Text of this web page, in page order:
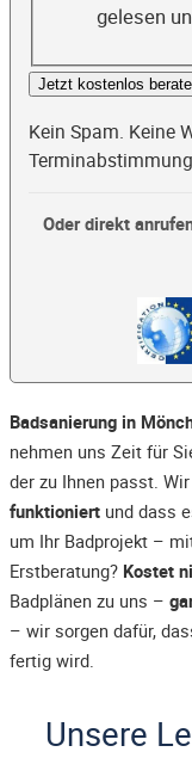
gelesen
Jetzt kostenlos
Kein Spam. Keine
Oder direkt
Badsanierung in
nehmen uns Zeit für
der zu Ihnen passt.
funktioniert und dass
um Ihr Badprojekt –
Erstberatung? Kostet
Badplänen zu uns –
– wir sorgen dafür,
fertig wird.
Unsere